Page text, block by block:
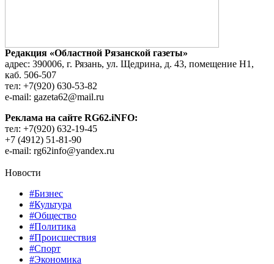
Редакция «Областной Рязанской газеты»
адрес: 390006, г. Рязань, ул. Щедрина, д. 43, помещение Н1,
каб. 506-507
тел: +7(920) 630-53-82
e-mail: gazeta62@mail.ru
Реклама на сайте RG62.iNFO:
тел: +7(920) 632-19-45
+7 (4912) 51-81-90
e-mail: rg62info@yandex.ru
Новости
#Бизнес
#Культура
#Общество
#Политика
#Происшествия
#Спорт
#Экономика